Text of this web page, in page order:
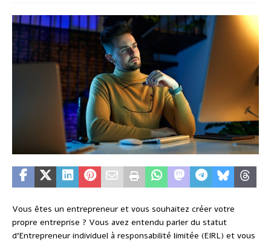
Vous êtes un entrepreneur et vous souhaitez créer votre
propre entreprise ? Vous avez entendu parler du statut
d’Entrepreneur individuel à responsabilité limitée (EIRL) et vous